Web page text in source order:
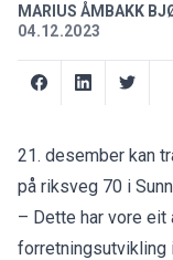
MARIUS ÅMBAKK
04.12.2023
21. desember kan
på riksveg 70 i
– Dette har vore
forretningsutvikling